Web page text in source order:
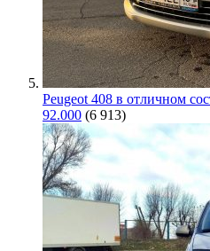
Peugeot 408 в отличном
92.000 (6 913)